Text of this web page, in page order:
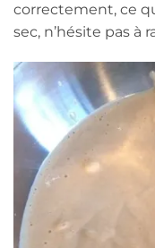
correctement, ce
sec, n’hésite pas à